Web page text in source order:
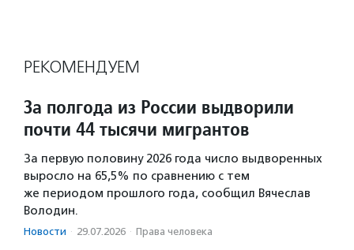
РЕКОМЕНДУЕМ
За полгода из России выдворили
почти 44 тысячи мигрантов
За первую половину 2026 года число выдворенных
выросло на 65,5% по сравнению с тем
же периодом прошлого года, сообщил Вячеслав
Володин.
Новости · 29.07.2026 · Права человека